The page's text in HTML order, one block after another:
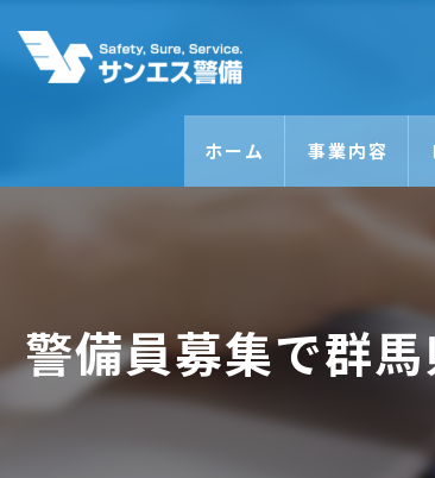
ホーム 事業内容
警備員募集で群